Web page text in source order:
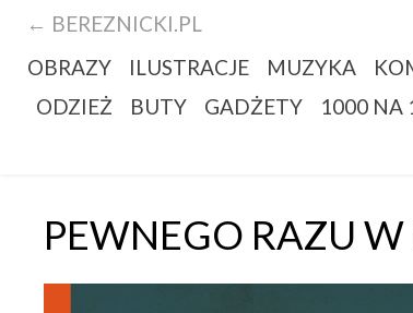
← BEREZNICKI.PL
OBRAZY
ILUSTRACJE MUZYKA
ODZIEŻ
BUTY GADŻETY 1000 NA
PEWNEGO RAZU